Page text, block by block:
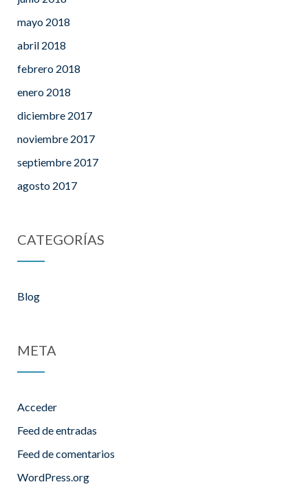
mayo 2018
abril 2018
febrero 2018
enero 2018
diciembre 2017
noviembre 2017
septiembre 2017
agosto 2017
CATEGORÍAS
Blog
META
Acceder
Feed de entradas
Feed de comentarios
WordPress.org